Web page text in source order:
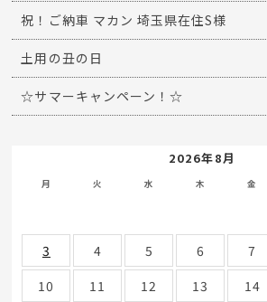
祝！ご納車 マカン 埼玉県在住S様
土用の丑の日
☆サマーキャンペーン！☆
2026年8月
月 火 水 木 金
3
4 5 6 7
10
11 12 13 14